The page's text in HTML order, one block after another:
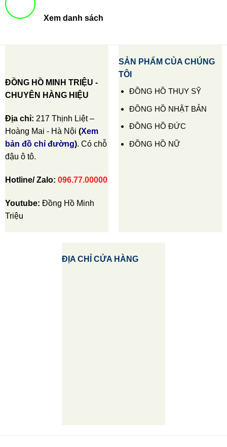
Xem danh sách
ĐỒNG HỒ MINH TRIỆU -
CHUYÊN HÀNG HIỆU
Địa chỉ: 217 Thịnh Liệt –
Hoàng Mai - Hà Nội (Xem
bản đồ chỉ đường). Có chỗ
đậu ô tô.
Hotline/ Zalo: 096.77.00000
Youtube: Đồng Hồ Minh
Triệu
SẢN PHẨM CỦA CHÚNG
TÔI
ĐỒNG HỒ THỤY SỸ
ĐỒNG HỒ NHẬT BẢN
ĐỒNG HỒ ĐỨC
ĐỒNG HỒ NỮ
ĐỊA CHỈ CỬA HÀNG